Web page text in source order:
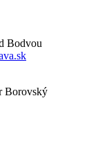
Bodvou
Borovský